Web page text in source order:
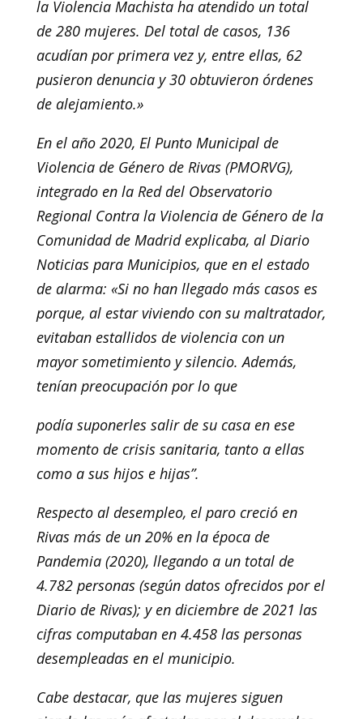
la Violencia Machista ha atendido un total
de 280 mujeres. Del total de casos, 136
acudían por primera vez y, entre ellas, 62
pusieron denuncia y 30 obtuvieron órdenes
de alejamiento.»
En el año 2020, El Punto Municipal de
Violencia de Género de Rivas (PMORVG),
integrado en la Red del Observatorio
Regional Contra la Violencia de Género de la
Comunidad de Madrid explicaba, al Diario
Noticias para Municipios, que en el estado
de alarma: «Si no han llegado más casos es
porque, al estar viviendo con su maltratador,
evitaban estallidos de violencia con un
mayor sometimiento y silencio. Además,
tenían preocupación por lo que
podía suponerles salir de su casa en ese
momento de crisis sanitaria, tanto a ellas
como a sus hijos e hijas”.
Respecto al desempleo, el paro creció en
Rivas más de un 20% en la época de
Pandemia (2020), llegando a un total de
4.782 personas (según datos ofrecidos por el
Diario de Rivas); y en diciembre de 2021 las
cifras computaban en 4.458 las personas
desempleadas en el municipio.
Cabe destacar, que las mujeres siguen